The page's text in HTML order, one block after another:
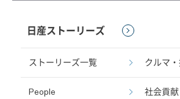
日産ストーリーズ
ストーリーズ一覧 クルマ
People 社会貢献